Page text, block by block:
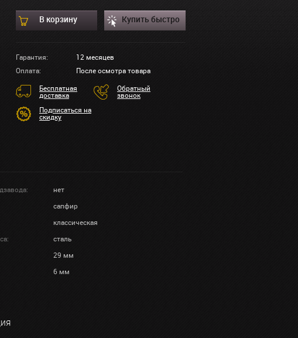
В корзину Купить быстро
Гарантия:
12 месяцев
Оплата:
После осмотра товара
Бесплатная
доставка
Обратный
звонок
Подписаться на
скидку
нет
сапфир
классическая
сталь
29 мм
6 мм